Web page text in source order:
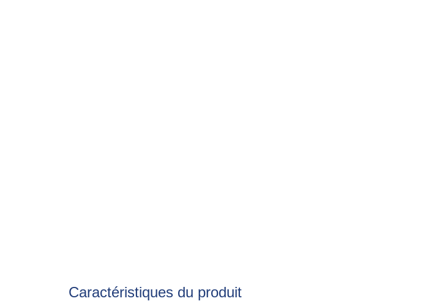
Caractéristiques du produit